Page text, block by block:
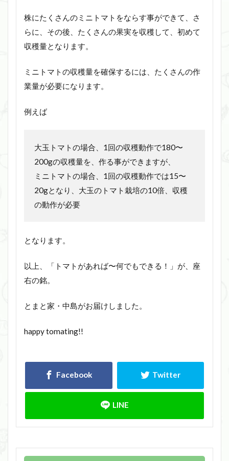
株にたくさんのミニトマトをならす事ができて、さ
らに、その後、たくさんの果実を収穫して、初めて
収穫量となります。
ミニトマトの収穫量を確保するには、たくさんの作
業量が必要になります。
例えば
大玉トマトの場合、1回の収穫動作で180〜
200gの収穫量を、作る事ができますが、
ミニトマトの場合、1回の収穫動作では15〜
20gとなり、大玉のトマト栽培の10倍、収穫
の動作が必要
となります。
以上、「トマトがあれば〜何でもできる！」が、座
右の銘。
とまと家・中島がお届けしました。
happy tomating!!